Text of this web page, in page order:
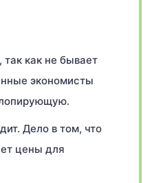
как не бывает
экономисты
Дело в том, что
цены для